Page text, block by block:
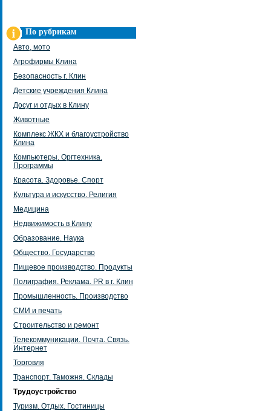
По рубрикам
Авто, мото
Агрофирмы Клина
Безопасность г. Клин
Детские учреждения Клина
Досуг и отдых в Клину
Животные
Комплекс ЖКХ и благоустройство
Клина
Компьютеры. Оргтехника.
Программы
Красота. Здоровье. Спорт
Культура и искусство. Религия
Медицина
Недвижимость в Клину
Образование. Наука
Общество. Государство
Пищевое производство. Продукты
Полиграфия. Реклама. PR в г. Клин
Промышленность. Производство
СМИ и печать
Строительство и ремонт
Телекоммуникации. Почта. Связь.
Интернет
Торговля
Транспорт. Таможня. Склады
Трудоустройство
Туризм. Отдых. Гостиницы